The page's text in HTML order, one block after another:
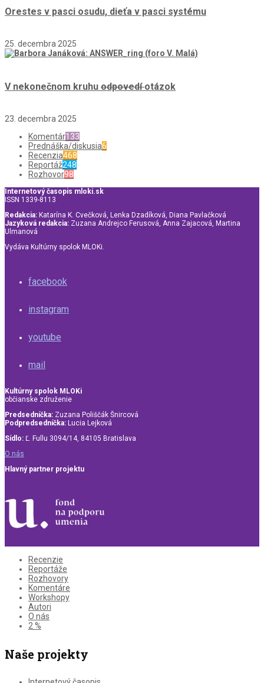
Orestes v pasci osudu, dieťa v pasci systému
25. decembra 2025
V nekonečnom kruhu odpovedíotázok
23. decembra 2025
Komentár133
Prednáška/diskusia6
Recenzia468
Reportáž248
Rozhovor98
Internetový časopis mloki.sk
ISSN 1339-8113
Redakcia: Katarína K. Cvečková, Lenka Dzadíková, Diana Pavlačková
Jazyková redakcia: Zuzana Andrejco Ferusová, Anna Zajacová, Martina
Ulmanová
Vydáva Kultúrny spolok MLOKi.
facebook
instagram
youtube
mail
Kultúrny spolok MLOKi
občianske združenie
Predsedníčka: Zuzana Poliščák Šnircová
Podpredsedníčka: Lucia Lejková
Sídlo: Ľ. Fullu 3094/14, 84105 Bratislava
O nás
Hlavný partner projektu
Recenzie
Reportáže
Rozhovory
Komentáre
Workshopy
Autori
O nás
2 %
Naše projekty